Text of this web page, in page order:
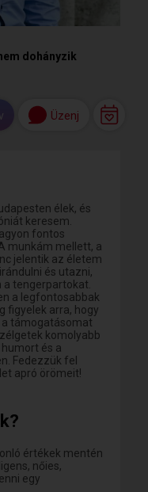
dohányzik
Üzenj
élek, és
keresem.
fontos
munkám mellett, a
jelentik az életem
és utazni,
tengerpartokat.
a legfontosabbak
figyelek arra, hogy
támogatásomat
komolyabb
és a
Fedezzük fel
apró örömeit!
értékek mentén
nőies,
egy